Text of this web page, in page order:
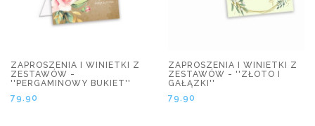
ZAPROSZENIA I WINIETKI Z
ZESTAWÓW -
''PERGAMINOWY BUKIET''
79.90
ZAPROSZENIA I WINIETKI Z
ZESTAWÓW - ''ZŁOTO I
GAŁĄZKI''
79.90